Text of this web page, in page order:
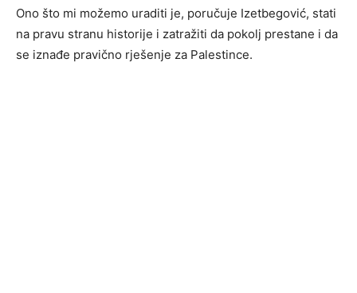
Ono što mi možemo uraditi je, poručuje Izetbegović, stati
na pravu stranu historije i zatražiti da pokolj prestane i da
se iznađe pravično rješenje za Palestince.